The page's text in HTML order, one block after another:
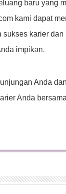
baru yang
kami dapat
sukses karier dan
impikan.
Anda
Anda